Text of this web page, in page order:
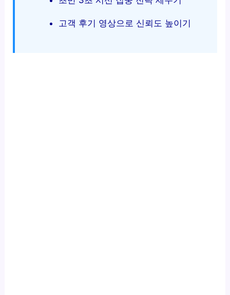
고객 후기 영상으로 신뢰도 높이기